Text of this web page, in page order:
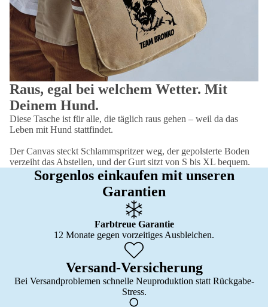
Raus, egal bei welchem Wetter. Mit
Deinem Hund.
Diese Tasche ist für alle, die täglich raus gehen – weil da das
Leben mit Hund stattfindet.
Der Canvas steckt Schlammspritzer weg, der gepolsterte Boden
verzeiht das Abstellen, und der Gurt sitzt von S bis XL bequem.
Sorgenlos einkaufen mit unseren
Garantien
Farbtreue Garantie
12 Monate gegen vorzeitiges Ausbleichen.
Versand-Versicherung
Bei Versandproblemen schnelle Neuproduktion statt Rückgabe-
Stress.